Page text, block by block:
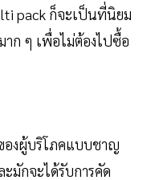
pack ก็จะเป็นที่นิยม
าก ๆ เพื่อไม่ต้องไปซื้อ
องผู้บริโภคแบบชาญ
ะมักจะได้รับการคัด